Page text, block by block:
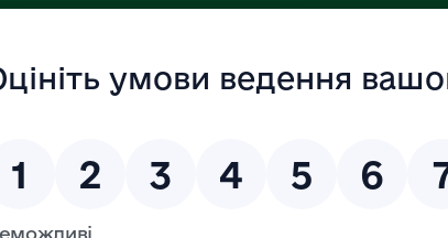
нагляду на 2022 рік
на 2021 рік